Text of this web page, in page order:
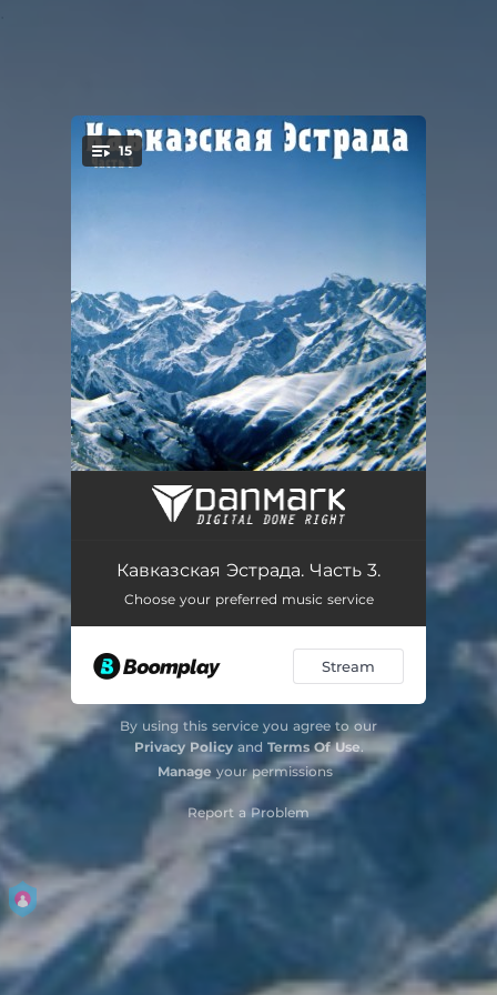
You're all set!
15
Белый лебедь
Пусть говорят 03:22
Ловзар 03:41
Катя, Катенька 03:38
Горянка 04:49
Горный цветок 02:46
Встретят здесь гостей
Ей одной
Карачаевка
Увези 02:33
Кавказская Эстрада. Часть 3.
Choose your preferred music service
Stream
By using this service you agree to our
Privacy Policyand Terms Of Use.
Manage your permissions
Report a Problem